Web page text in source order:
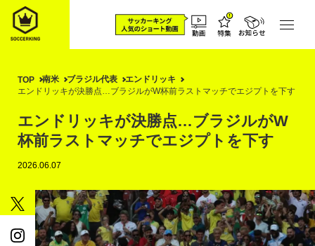
TOP 南米 ブラジル代表
エンドリッキ
エンドリッキが決勝点…ブラジルがW杯前ラストマッチでエジプトを下す
エンドリッキが決勝点…ブラジルがW
杯前ラストマッチでエジプトを下す
2026.06.07